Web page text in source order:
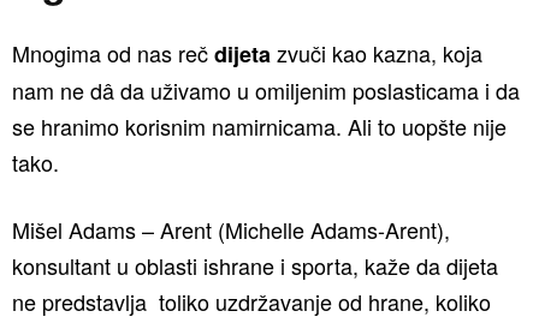
Mnogima od nas rečdijetazvuči kao kazna, koja
nam ne dâ da uživamo u omiljenim poslasticama i da
se hranimo korisnim namirnicama. Ali to uopšte nije
tako.
Mišel Adams – Arent (Michelle Adams-Arent),
konsultant u oblasti ishrane i sporta, kaže da dijeta
ne predstavlja toliko uzdržavanje od hrane, koliko